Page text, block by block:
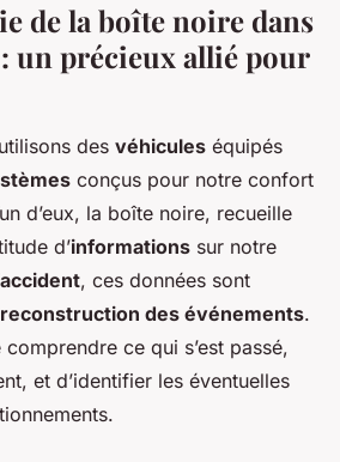
de la boîte noire dans
un précieux allié pour
des véhicules équipés
conçus pour notre confort
d’eux, la boîte noire, recueille
d’informations sur notre
accident, ces données sont
reconstruction des événements.
ce qui s’est passé,
et d’identifier les éventuelles